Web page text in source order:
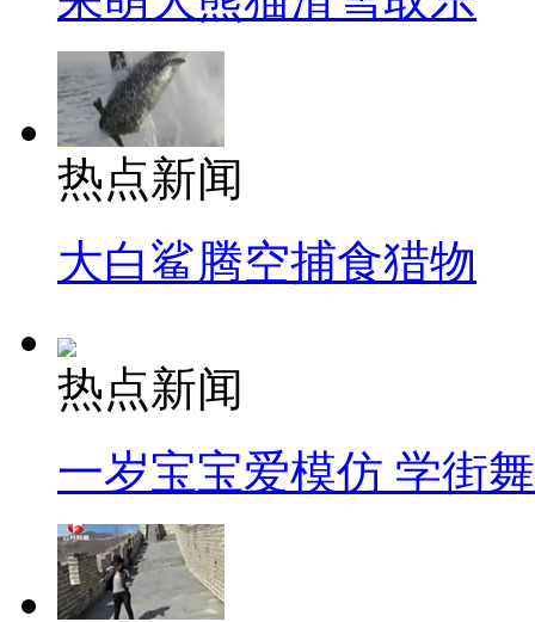
热点新闻
大白鲨腾空捕食猎物
热点新闻
一岁宝宝爱模仿 学街